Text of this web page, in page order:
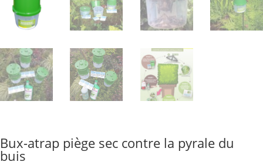
Bux-atrap piège sec contre la pyrale du
buis